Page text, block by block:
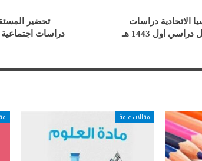
الاتحادية دراسات
اول 1443 هـ
تحضير
دراسات اجتماعية
مقالات عامة